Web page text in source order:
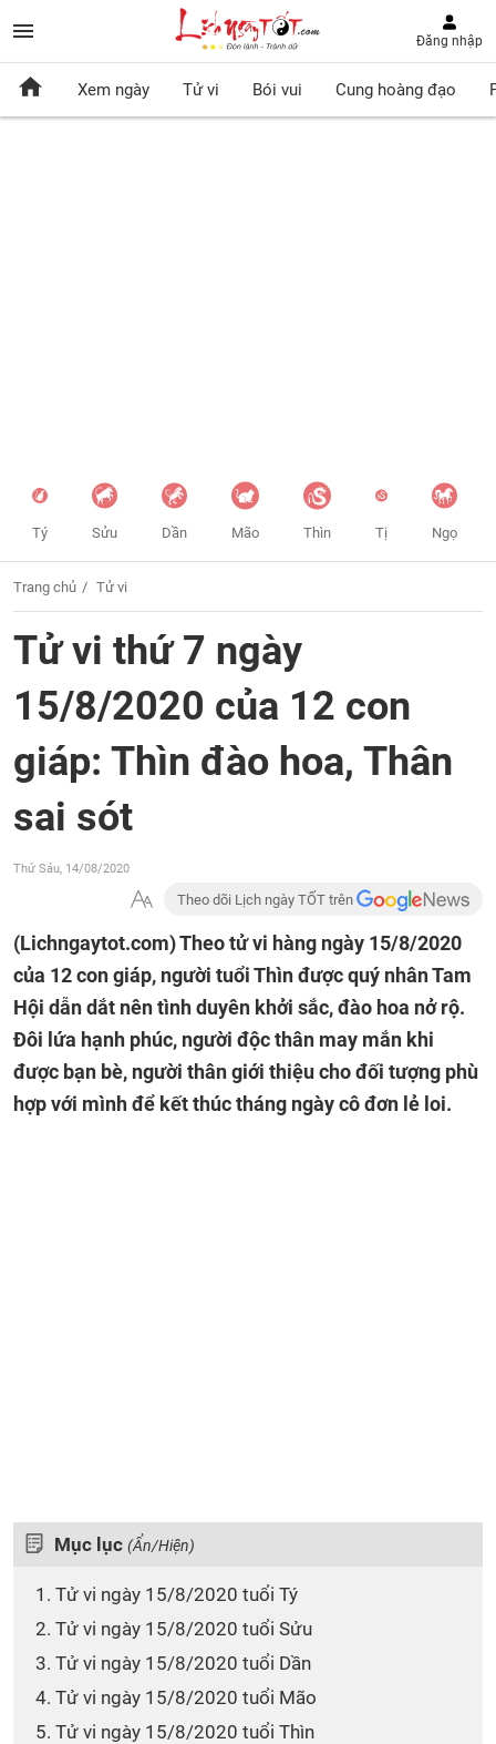
Đăng nhập
Xem ngày Tử vi Bói vui Cung hoàng đạo
Tý Sửu Dần Mão Thìn Tị Ngọ
Trang chủ Tử vi
Tử vi thứ 7 ngày
15/8/2020 của 12 con
giáp: Thìn đào hoa, Thân
sai sót
Thứ Sáu, 14/08/2020
Theo dõi Lịch ngày TỐT trên
(Lichngaytot.com)Theo tử vi hàng ngày 15/8/2020
của 12 con giáp, người tuổi Thìn được quý nhân Tam
Hội dẫn dắt nên tình duyên khởi sắc, đào hoa nở rộ.
Đôi lứa hạnh phúc, người độc thân may mắn khi
được bạn bè, người thân giới thiệu cho đối tượng phù
hợp với mình để kết thúc tháng ngày cô đơn lẻ loi.
Mục lục (Ẩn/Hiện)
1. Tử vi ngày 15/8/2020 tuổi Tý
2. Tử vi ngày 15/8/2020 tuổi Sửu
3. Tử vi ngày 15/8/2020 tuổi Dần
4. Tử vi ngày 15/8/2020 tuổi Mão
5. Tử vi ngày 15/8/2020 tuổi Thìn